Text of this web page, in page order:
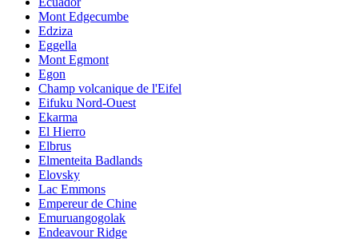
Mont Edgecumbe
Edziza
Eggella
Mont Egmont
Egon
Champ volcanique de l'Eifel
Eifuku Nord-Ouest
Ekarma
El Hierro
Elbrus
Elmenteita Badlands
Elovsky
Lac Emmons
Empereur de Chine
Emuruangogolak
Endeavour Ridge